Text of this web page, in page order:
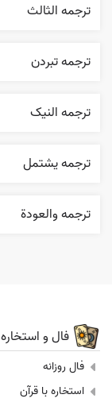
ترجمه الثالث
ترجمه تبردن
ترجمه النیک
ترجمه يشتمل
ترجمه والعودة
فال و استخاره
فال روزانه
استخاره با قرآن